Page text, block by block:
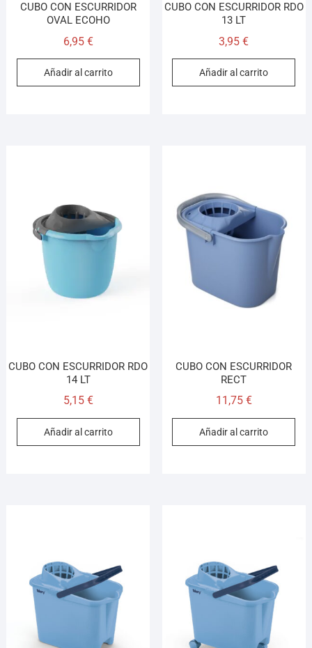
CUBO CON ESCURRIDOR
OVAL ECOHO
6,95 €
Añadir al carrito
CUBO CON ESCURRIDOR RDO
13 LT
3,95€
Añadir al carrito
CUBO CON ESCURRIDOR RDO
14 LT
5,15 €
Añadir al carrito
CUBO CON ESCURRIDOR
RECT
11,75 €
Añadir al carrito